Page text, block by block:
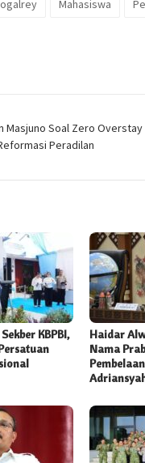
Mahasiswa
Masjuno Soal Zero Overstay
Peradilan
KBPBI,
Haidar
Nama